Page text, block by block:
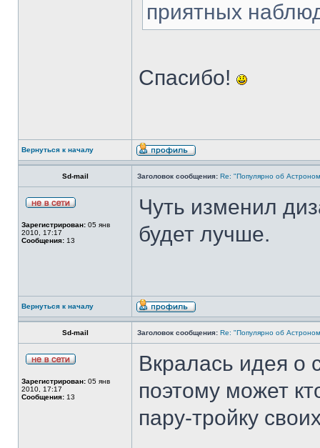
приятных
Спасибо!
Вернуться к началу
Sd-mail Заголовок сообщения: Re: "Популярно об
Зарегистрирован: 05 янв
2010, 17:17
Сообщения: 13
Чуть изменил
будет лучше.
Вернуться к началу
Sd-mail Заголовок сообщения: Re: "Популярно об
Зарегистрирован: 05 янв
2010, 17:17
Сообщения: 13
Вкралась идея о
поэтому может
пару-тройку